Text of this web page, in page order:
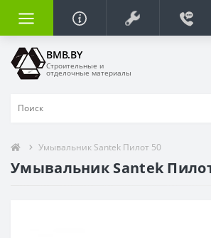
BMB.BY
Строительные и
отделочные материалы
Умывальник Santek Пилот 50
Умывальник Santek